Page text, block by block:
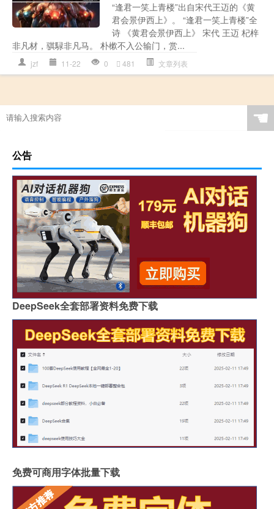
“逢君一笑上青楼”出自宋代王迈的《黄
君会景伊西上》。 “逢君一笑上青楼”全
诗 《黄君会景伊西上》 宋代 王迈 杞梓
非凡材，骐騄非凡马。 朴樕不入公输门，赏...
jzf 11-22 0 481 文章列表
☚
公告
DeepSeek全套部署资料免费下载
免费可商用字体批量下载